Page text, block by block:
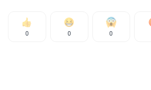
0 0 0